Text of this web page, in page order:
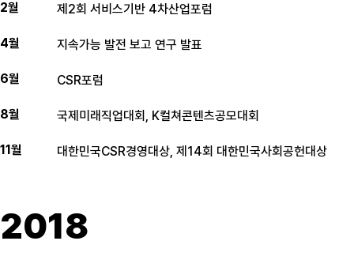
2월 제2회 서비스기반 4차산업포럼
4월 지속가능 발전 보고 연구 발표
6월 CSR포럼
8월 국제미래직업대회, K컬쳐콘텐츠공모대회
11월 대한민국CSR경영대상, 제14회 대한민국사회공헌대상
2018